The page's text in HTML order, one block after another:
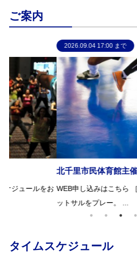
お問合せフォーム
吹田市スポーツ施設予約シ
ご案内
2026.09.04 17:00 まで
WEB申し込みはこちら ［詳細］ その
ットサルをプレー。 ...
タイムスケジュール